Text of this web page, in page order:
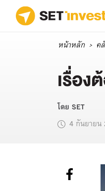
หน้าหลัก ค
เรื่อง
โดย SET
4 กันยายน